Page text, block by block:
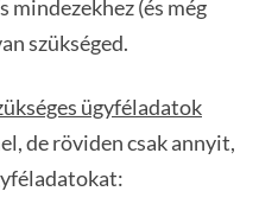
mindezekhez (és még
szükséged.
ügyféladatok
de röviden csak annyit,